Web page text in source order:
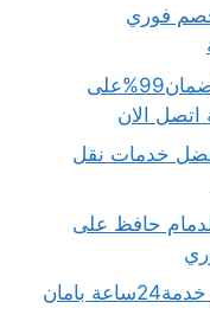
حي قرطبة بـ30%خصم فوري
شركة نقل عفش بالمدينة المنورة|ضمان99%على
حي النسيم بـ18%افضل خدمات نقل
حافظ على
نقل عفش من الرياض الى القصيم خدمة24ساعة بامان